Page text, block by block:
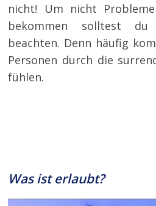
nicht! Um nicht
bekommen solltest
beachten. Denn häufig
Personen durch die
fühlen.
Was ist erlaubt?